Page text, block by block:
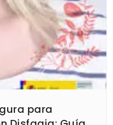
para